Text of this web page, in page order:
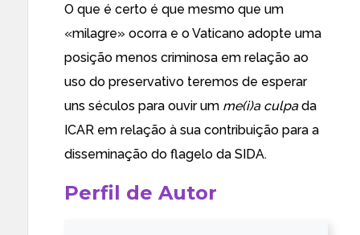
O que é certo é que mesmo que um
«milagre» ocorra e o Vaticano adopte uma
posição menos criminosa em relação ao
uso do preservativo teremos de esperar
uns séculos para ouvir um me(i)a culpada
ICAR em relação à sua contribuição para a
disseminação do flagelo da SIDA.
Perfil de Autor